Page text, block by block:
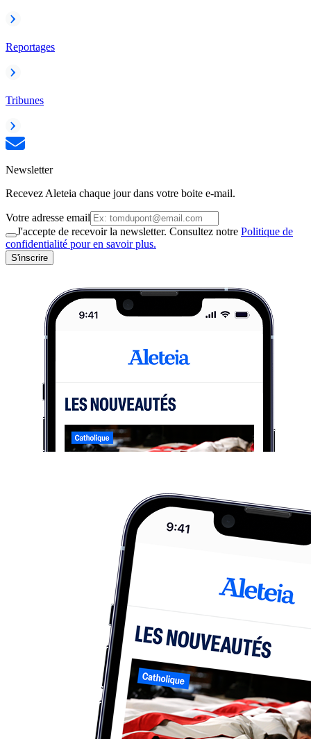
Reportages
Tribunes
Newsletter
Recevez Aleteia chaque jour dans votre boite e-mail.
Votre adresse email
J'accepte de recevoir la newsletter. Consultez notre Politique de
confidentialité pour en savoir plus.
S'inscrire